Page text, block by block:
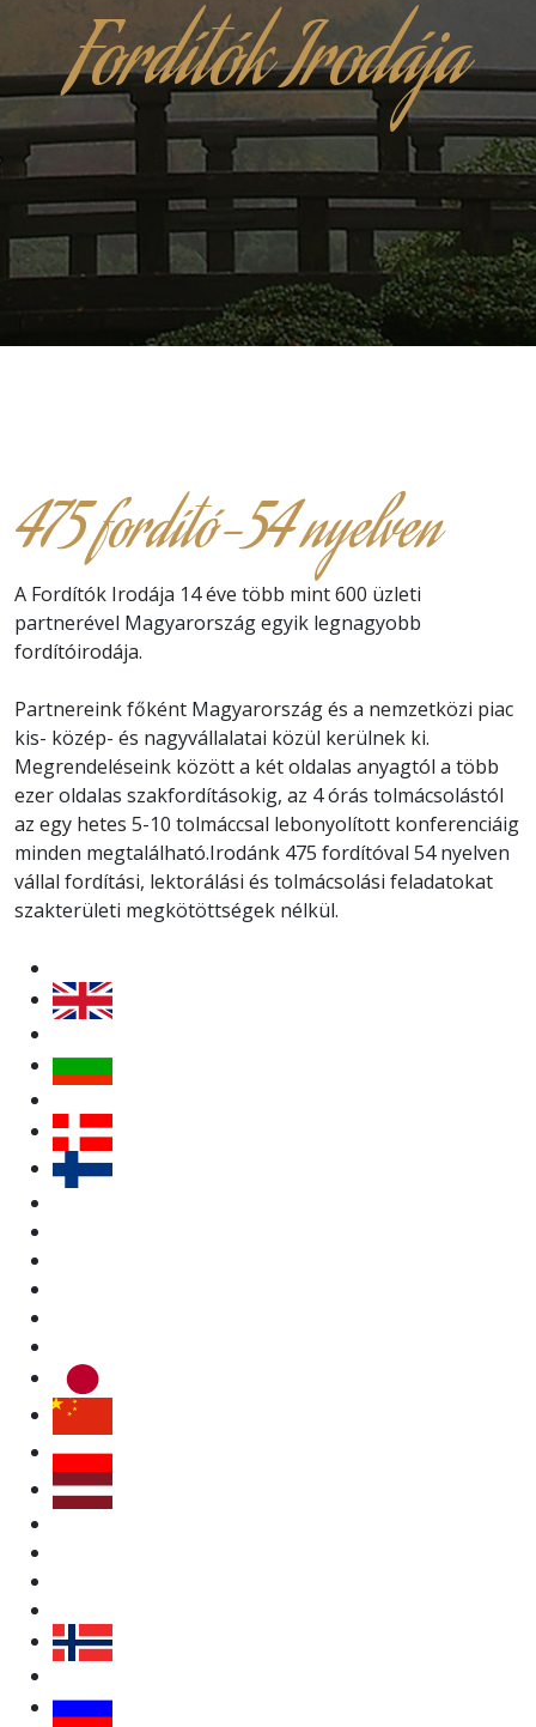
Fordítók Irodája
475 fordító-54 nyelven
A Fordítók Irodája 14 éve több mint 600 üzleti
partnerével Magyarország egyik legnagyobb
fordítóirodája.
Partnereink főként Magyarország és a nemzetközi piac
kis- közép- és nagyvállalatai közül kerülnek ki.
Megrendeléseink között a két oldalas anyagtól a több
ezer oldalas szakfordításokig, az 4 órás tolmácsolástól
az egy hetes 5-10 tolmáccsal lebonyolított konferenciáig
minden megtalálható.Irodánk 475 fordítóval 54 nyelven
vállal fordítási, lektorálási és tolmácsolási feladatokat
szakterületi megkötöttségek nélkül.